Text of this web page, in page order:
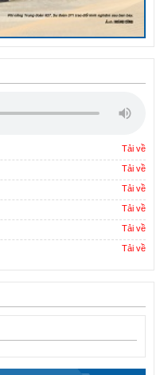
Tải về
Tải về
Tải về
Tải về
Tải về
Tải về